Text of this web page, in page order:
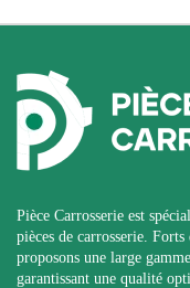
Pièce Carrosserie est
pièces de carrosserie.
proposons une large
garantissant une qualité